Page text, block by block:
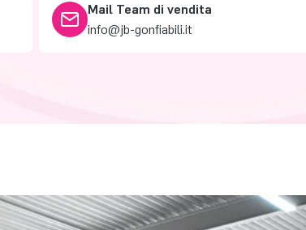
Mail Team di vendita
info@jb-gonfiabili.it